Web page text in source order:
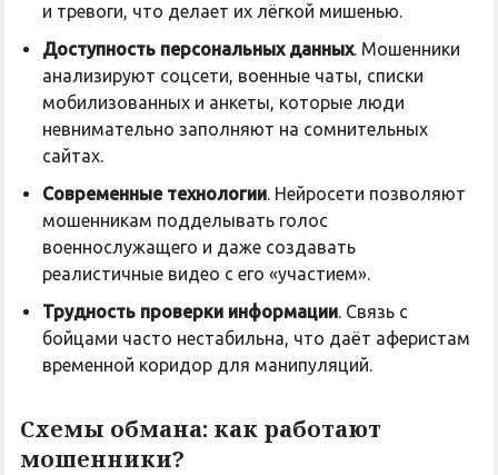
и тревоги, что делает их лёгкой мишенью.
Доступность персональных данных. Мошенники
анализируют соцсети, военные чаты, списки
мобилизованных и анкеты, которые люди
невнимательно заполняют на сомнительных
сайтах.
Современные технологии. Нейросети позволяют
мошенникам подделывать голос
военнослужащего и даже создавать
реалистичные видео с его «участием».
Трудность проверки информации. Связь с
бойцами часто нестабильна, что даёт аферистам
временной коридор для манипуляций.
Схемы обмана: как работают
мошенники?